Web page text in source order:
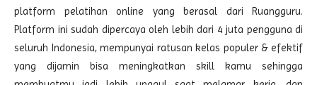
platform pelatihan online yang berasal dari Ruangguru.
Platform ini sudah dipercaya oleh lebih dari 4 juta pengguna di
seluruh Indonesia, mempunyai ratusan kelas populer & efektif
yang dijamin bisa meningkatkan skill kamu sehingga